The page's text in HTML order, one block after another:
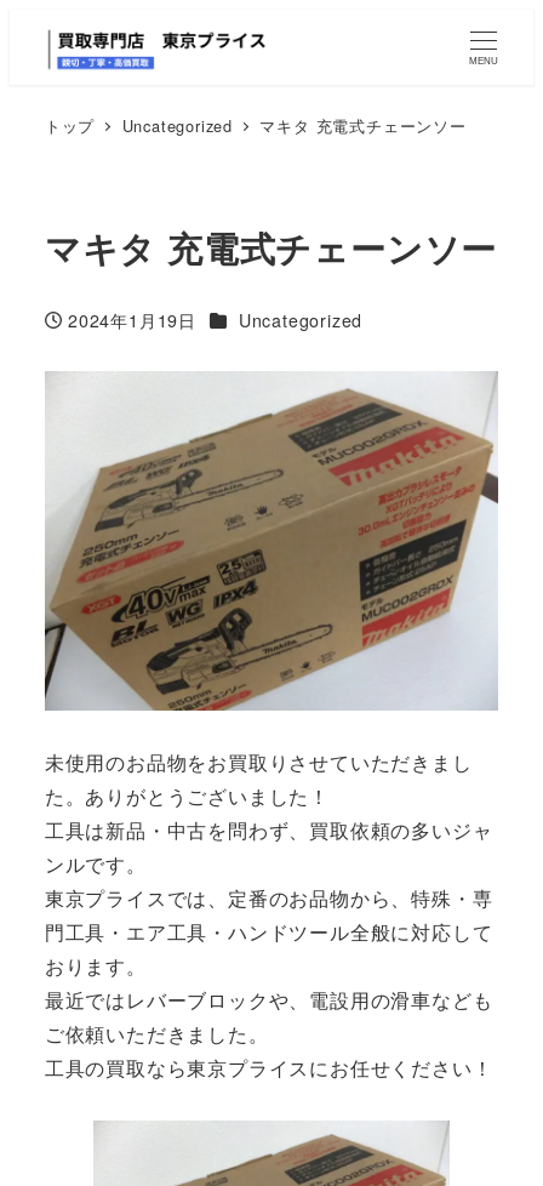
MENU
トップ Uncategorized マキタ 充電式チェーンソー
マキタ 充電式チェーンソー
投稿日
2024年1月19日 カテゴリー
Uncategorized
未使用のお品物をお買取りさせていただきまし
た。ありがとうございました！
工具は新品・中古を問わず、買取依頼の多いジャ
ンルです。
東京プライスでは、定番のお品物から、特殊・専
門工具・エア工具・ハンドツール全般に対応して
おります。
最近ではレバーブロックや、電設用の滑車なども
ご依頼いただきました。
工具の買取なら東京プライスにお任せください！